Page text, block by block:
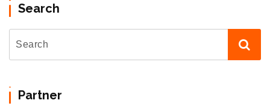
Search
Partner